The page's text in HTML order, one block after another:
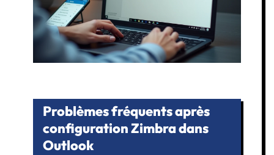
Problèmes fréquents après
configuration Zimbra dans
Outlook